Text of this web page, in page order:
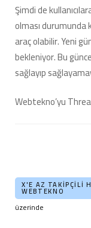
Şimdi de
olması durumunda
araç olabilir. Yeni
bekleniyor. Bu
sağlayıp
Webtekno’yu
X'E AZ TAKIPÇILI
WEBTEKNO
üzerinde